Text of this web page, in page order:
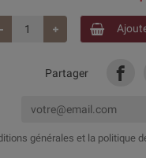
Partager
générales et la politique